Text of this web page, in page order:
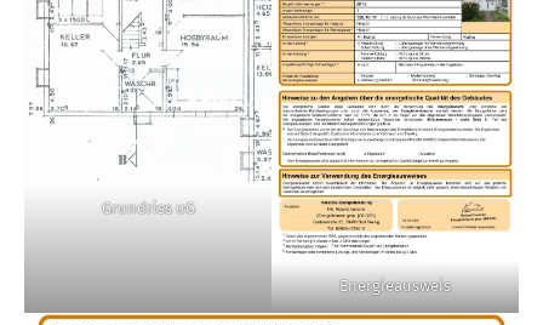
Grundriss uG
Energieausweis